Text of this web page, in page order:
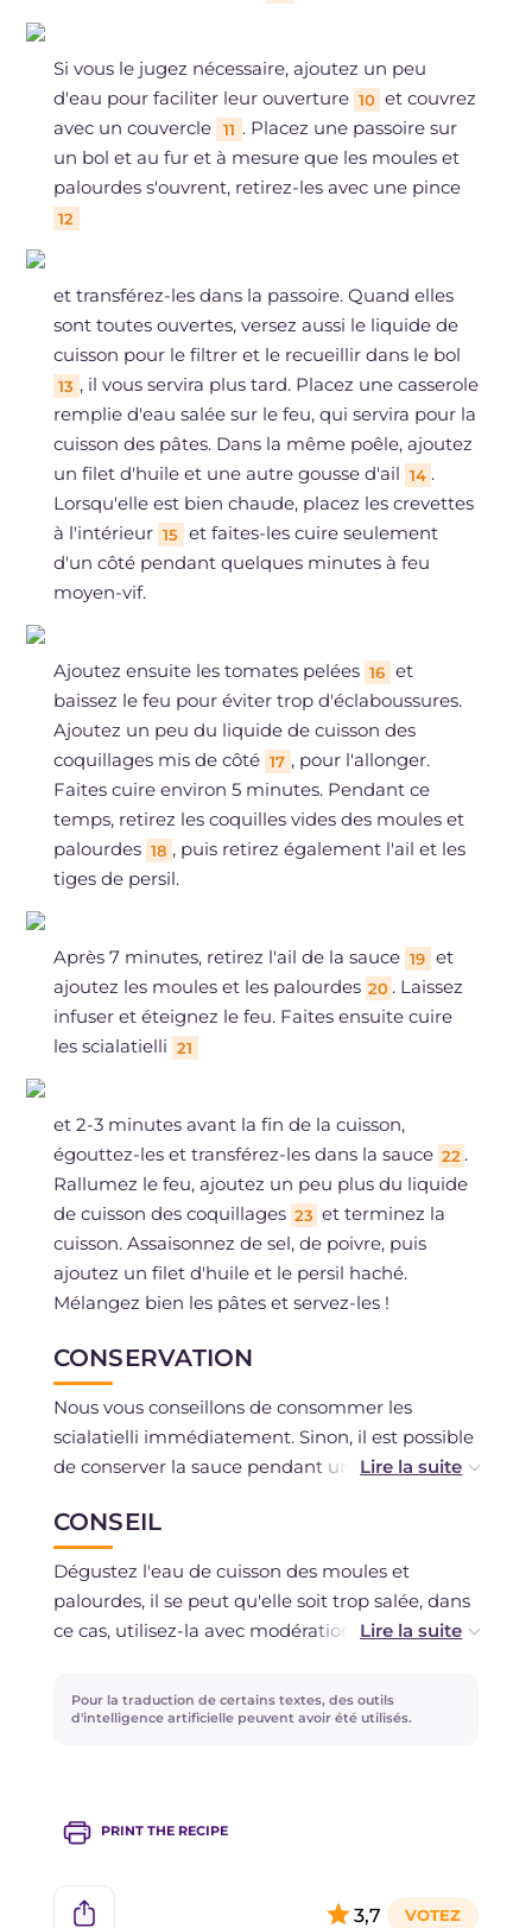
Si vous le jugez nécessaire, ajoutez un peu
d'eau pour faciliter leur ouverture 10 et couvrez
avec un couvercle
11 . Placez une passoire sur
un bol et au fur et à mesure que les moules et
palourdes s'ouvrent, retirez-les avec une pince
12
et transférez-les dans la passoire. Quand elles
sont toutes ouvertes, versez aussi le liquide de
cuisson pour le filtrer et le recueillir dans le bol
13 , il vous servira plus tard. Placez une casserole
remplie d'eau salée sur le feu, qui servira pour la
cuisson des pâtes. Dans la même poêle, ajoutez
un filet d'huile et une autre gousse d'ail 14 .
Lorsqu'elle est bien chaude, placez les crevettes
à l'intérieur 15 et faites-les cuire seulement
d'un côté pendant quelques minutes à feu
moyen-vif.
Ajoutez ensuite les tomates pelées 16 et
baissez le feu pour éviter trop d'éclaboussures.
Ajoutez un peu du liquide de cuisson des
coquillages mis de côté 17 , pour l'allonger.
Faites cuire environ 5 minutes. Pendant ce
temps, retirez les coquilles vides des moules et
palourdes 18 , puis retirez également l'ail et les
tiges de persil.
Après 7 minutes, retirez l'ail de la sauce 19 et
ajoutez les moules et les palourdes 20 . Laissez
infuser et éteignez le feu. Faites ensuite cuire
les scialatielli 21
et 2-3 minutes avant la fin de la cuisson,
égouttez-les et transférez-les dans la sauce 22 .
Rallumez le feu, ajoutez un peu plus du liquide
de cuisson des coquillages 23 et terminez la
cuisson. Assaisonnez de sel, de poivre, puis
ajoutez un filet d'huile et le persil haché.
Mélangez bien les pâtes et servez-les !
CONSERVATION
Nous vous conseillons de consommer les
scialatielli immédiatement. Sinon, il est possible
de conserver la sauce pendant une journée au
CONSEIL
Dégustez l'eau de cuisson des moules et
palourdes, il se peut qu'elle soit trop salée, dans
ce cas, utilisez-la avec modération, ou il faudra
Les scialatielli aux fruits de mer seront parfaits
Pour la traduction de certains textes, des outils
d'intelligence artificielle peuvent avoir été utilisés.
PRINT THE RECIPE
3,7